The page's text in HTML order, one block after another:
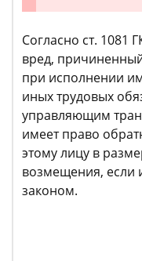
Согласно ст. 1081
вред,
при исполнении
иных трудовых
управляющим
имеет право
этому лицу в
возмещения, если
законом.